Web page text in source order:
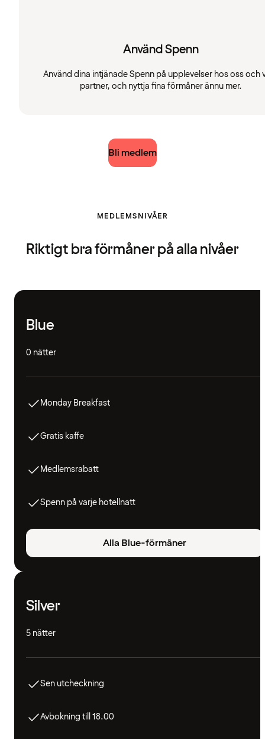
Använd Spenn
Använd dina intjänade Spenn på upplevelser hos oss och
partner, och nyttja fina förmåner ännu mer.
Bli medlem
MEDLEMSNIVÅER
Riktigt bra förmåner på alla nivåer
Blue
0 nätter
Monday Breakfast
Gratis kaffe
Medlemsrabatt
Spenn på varje hotellnatt
Alla Blue-förmåner
Silver
5 nätter
Sen utcheckning
Avbokning till 18.00